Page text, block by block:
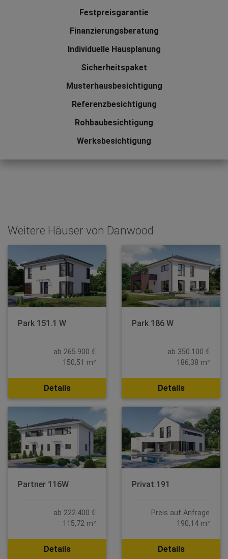
Festpreisgarantie
Finanzierungsberatung
Individuelle Hausplanung
Sicherheitspaket
Musterhausbesichtigung
Referenzbesichtigung
Rohbaubesichtigung
Werksbesichtigung
Weitere Häuser von Danwood
Park 151.1 W
ab 265.900 €
150,51 m²
Details
Park 186 W
ab 350.100 €
186,38 m²
Details
Partner 116W
ab 222.400 €
115,72 m²
Details
Privat 191
Preis auf Anfrage
190,14 m²
Details